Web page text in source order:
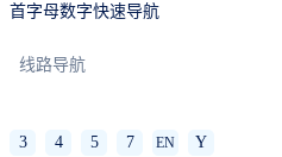
首字母数字快速导航
线路导航
3 4 5 7 EN Y